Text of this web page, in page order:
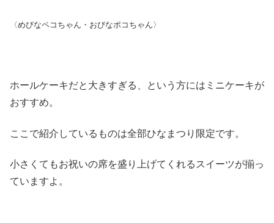
〈めびなペコちゃん・おびなポコちゃん〉
ホールケーキだと大きすぎる、という方にはミニケーキが
おすすめ。
ここで紹介しているものは全部ひなまつり限定です。
小さくてもお祝いの席を盛り上げてくれるスイーツが揃っ
ていますよ。